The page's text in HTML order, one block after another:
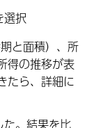
選択
と面積）、所
得の推移が表
たら、詳細に
。結果を比